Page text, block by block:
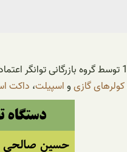
کولرهای گازیواسپیلت، داکت